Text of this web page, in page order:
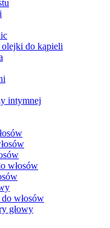
olejki do kąpieli
intymnej
włosów
włosów
głowy